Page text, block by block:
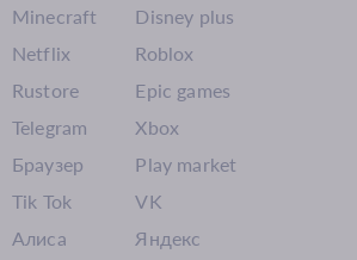
Minecraft
Disney plus
Netflix
Roblox
Rustore
Epic games
Telegram
Xbox
Браузер
Play market
Tik Tok
VK
Алиса
Яндекс